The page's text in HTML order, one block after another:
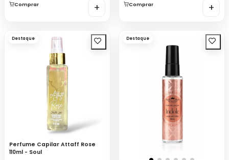
Comprar + Comprar +
Destaque
Perfume Capilar Attaff Rose
110ml - Soul
Destaque